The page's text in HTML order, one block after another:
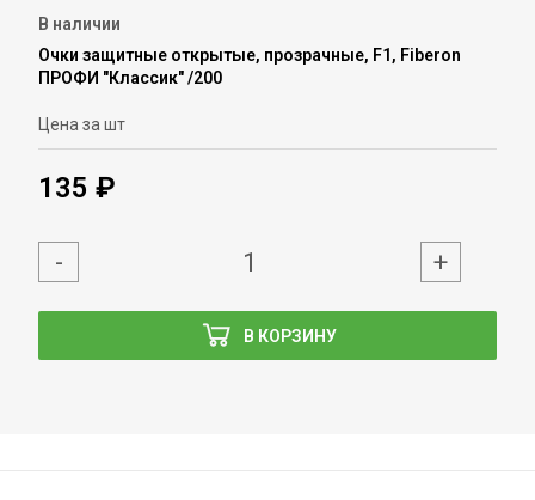
В наличии
Очки защитные открытые, прозрачные, F1, Fiberon
ПРОФИ "Классик" /200
Цена за шт
135 ₽
В КОРЗИНУ
- +